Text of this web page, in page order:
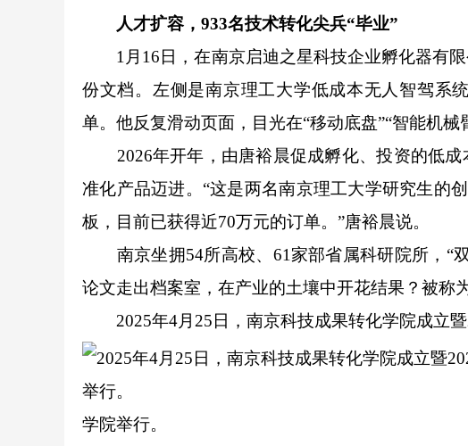
人才扩容，933名技术转化尖兵“毕业”
1月16日，在南京启迪之星科技企业孵化器有限
份文档。左侧是南京理工大学低成本无人智驾系
单。他反复滑动页面，目光在“移动底盘”“智能机械
2026年开年，由唐裕晨促成孵化、投资的低成
准化产品迈进。“这是两名南京理工大学研究生的
板，目前已获得近70万元的订单。”唐裕晨说。
南京坐拥54所高校、61家部省属科研院所，“
论文走出档案室，在产业的土壤中开花结果？被称
2025年4月25日，南京科技成果转化学院成立
学院举行。